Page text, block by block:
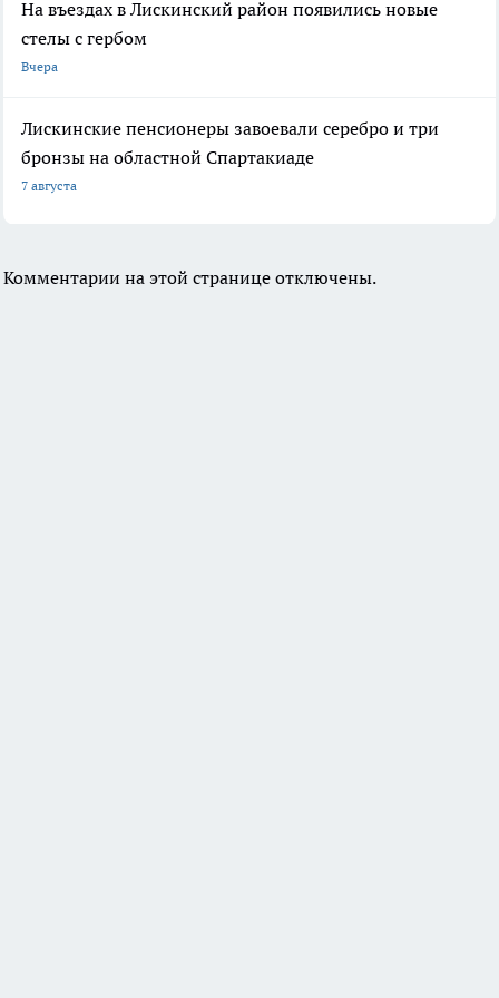
На въездах в Лискинский район появились новые
стелы с гербом
Вчера
Лискинские пенсионеры завоевали серебро и три
бронзы на областной Спартакиаде
7 августа
Комментарии на этой странице отключены.